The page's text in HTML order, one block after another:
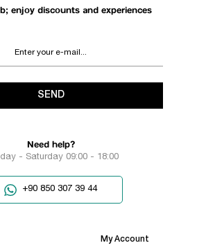
enjoy discounts and experiences
SEND
Need help?
- Saturday 09:00 - 18:00
+90 850 307 39 44
My Account